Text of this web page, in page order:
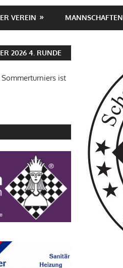
VEREIN MANNSCHAFTEN
2026 4. RUNDE
ist